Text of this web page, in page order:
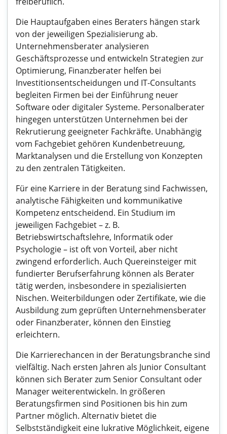
Die Hauptaufgaben eines Beraters hängen stark
von der jeweiligen Spezialisierung ab.
Unternehmensberater analysieren
Geschäftsprozesse und entwickeln Strategien zur
Optimierung, Finanzberater helfen bei
Investitionsentscheidungen und IT-Consultants
begleiten Firmen bei der Einführung neuer
Software oder digitaler Systeme. Personalberater
hingegen unterstützen Unternehmen bei der
Rekrutierung geeigneter Fachkräfte. Unabhängig
vom Fachgebiet gehören Kundenbetreuung,
Marktanalysen und die Erstellung von Konzepten
zu den zentralen Tätigkeiten.
Für eine Karriere in der Beratung sind Fachwissen,
analytische Fähigkeiten und kommunikative
Kompetenz entscheidend. Ein Studium im
jeweiligen Fachgebiet – z. B.
Betriebswirtschaftslehre, Informatik oder
Psychologie – ist oft von Vorteil, aber nicht
zwingend erforderlich. Auch Quereinsteiger mit
fundierter Berufserfahrung können als Berater
tätig werden, insbesondere in spezialisierten
Nischen. Weiterbildungen oder Zertifikate, wie die
Ausbildung zum geprüften Unternehmensberater
oder Finanzberater, können den Einstieg
erleichtern.
Die Karrierechancen in der Beratungsbranche sind
vielfältig. Nach ersten Jahren als Junior Consultant
können sich Berater zum Senior Consultant oder
Manager weiterentwickeln. In größeren
Beratungsfirmen sind Positionen bis hin zum
Partner möglich. Alternativ bietet die
Selbstständigkeit eine lukrative Möglichkeit, eigene